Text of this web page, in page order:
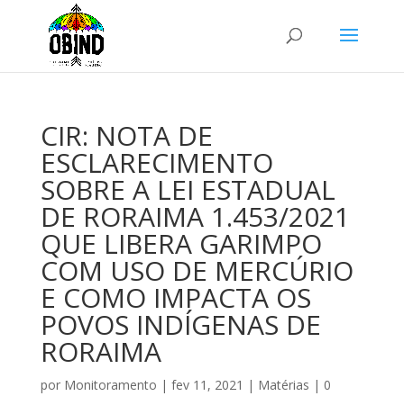
CIR: NOTA DE
ESCLARECIMENTO
SOBRE A LEI ESTADUAL
DE RORAIMA 1.453/2021
QUE LIBERA GARIMPO
COM USO DE MERCÚRIO
E COMO IMPACTA OS
POVOS INDÍGENAS DE
RORAIMA
por Monitoramento | fev 11, 2021 | Matérias | 0